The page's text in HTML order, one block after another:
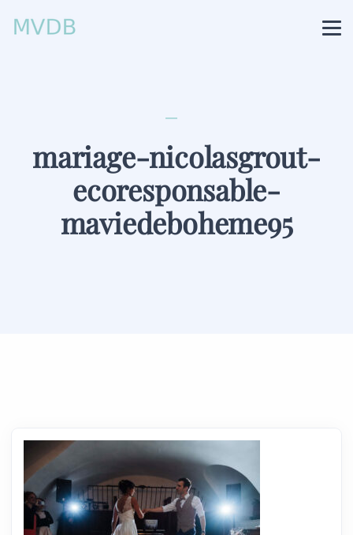
mariage-nicolasgrout-
ecoresponsable-
maviedeboheme95